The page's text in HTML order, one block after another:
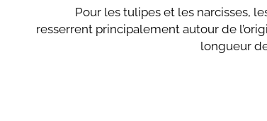
Pour les tulipes et les narcisses,
resserrent principalement autour de
longueur